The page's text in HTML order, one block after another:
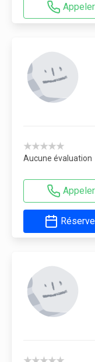
Appeler
★★★★★
Aucune évaluation
Appeler